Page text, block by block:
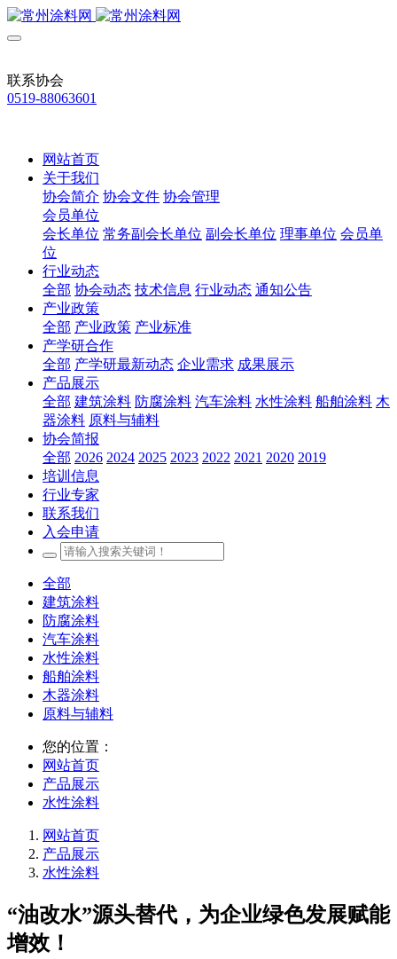
联系协会
0519-88063601
网站首页
关于我们
协会简介 协会文件 协会管理
会员单位
会长单位 常务副会长单位 副会长单位 理事单位 会员单
位
行业动态
全部 协会动态 技术信息 行业动态 通知公告
产业政策
全部 产业政策 产业标准
产学研合作
全部 产学研最新动态 企业需求 成果展示
产品展示
全部 建筑涂料 防腐涂料 汽车涂料 水性涂料 船舶涂料 木
器涂料 原料与辅料
协会简报
全部 2026 2024 2025 2023 2022 2021 2020 2019
培训信息
行业专家
联系我们
入会申请
全部
建筑涂料
防腐涂料
汽车涂料
水性涂料
船舶涂料
木器涂料
原料与辅料
您的位置：
网站首页
产品展示
水性涂料
网站首页
产品展示
水性涂料
“油改水”源头替代，为企业绿色发展赋能
增效！